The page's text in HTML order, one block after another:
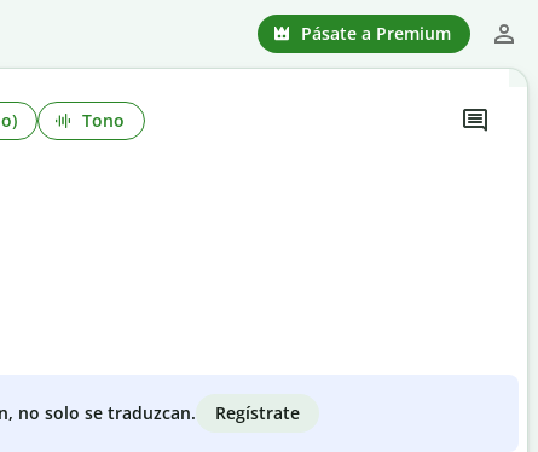
Pásate a Premium
Tono
no solo se traduzcan. Regístrate